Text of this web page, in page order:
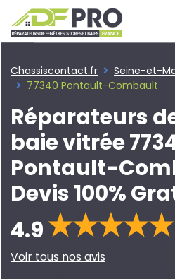
Chassiscontact.fr
Seine-et-
77340 Pontault-Combault
Réparateurs
baie vitrée
Pontault-
Devis 100%
4.9
Voir tous nos avis